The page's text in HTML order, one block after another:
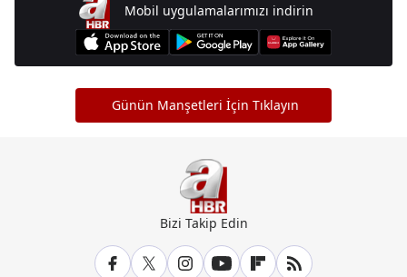
Mobil uygulamalarımızı indirin
Günün Manşetleri İçin Tıklayın
Bizi Takip Edin